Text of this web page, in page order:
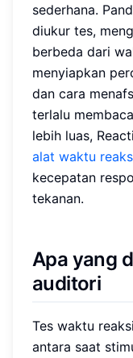
sederhana.
diukur tes,
berbeda dari
menyiapkan
dan cara
terlalu
lebih luas,
alat waktu
kecepatan
tekanan.
Apa yang
auditori
Tes waktu
antara saat